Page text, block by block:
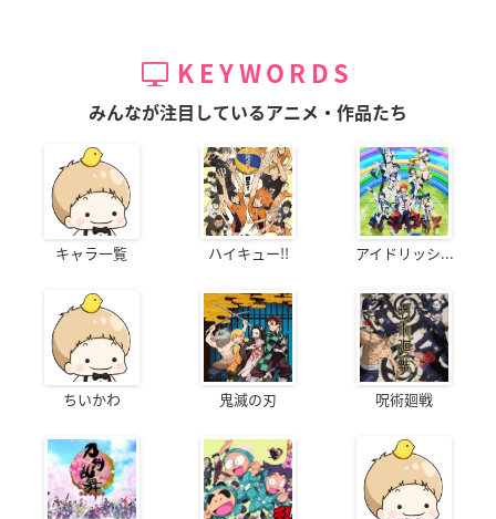
KEYWORDS
みんなが注目しているアニメ・作品たち
キャラ一覧 ハイキュー!! アイドリッシ...
ちいかわ 鬼滅の刃 呪術廻戦